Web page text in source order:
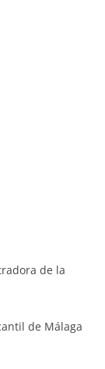
de la
de Málaga